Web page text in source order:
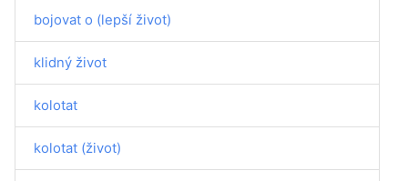
bojovat o (lepší život)
klidný život
kolotat
kolotat (život)